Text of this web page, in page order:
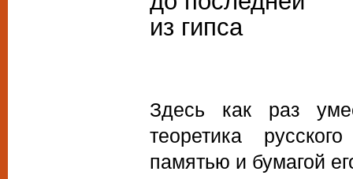
из гипса
Здесь как раз
теоретика
памятью и бумагой